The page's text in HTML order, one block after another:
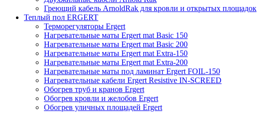
Греющий кабель ArnoldRak для кровли и открытых площадок
Теплый пол ERGERT
Терморегуляторы Ergert
Нагревательные маты Ergert mat Basic 150
Нагревательные маты Ergert mat Basic 200
Нагревательные маты Ergert mat Extra-150
Нагревательные маты Ergert mat Extra-200
Нагревательные маты под ламинат Ergert FOIL-150
Нагревательные кабели Ergert Resistive IN-SCREED
Обогрев труб и кранов Ergert
Обогрев кровли и желобов Ergert
Обогрев уличных площадей Ergert